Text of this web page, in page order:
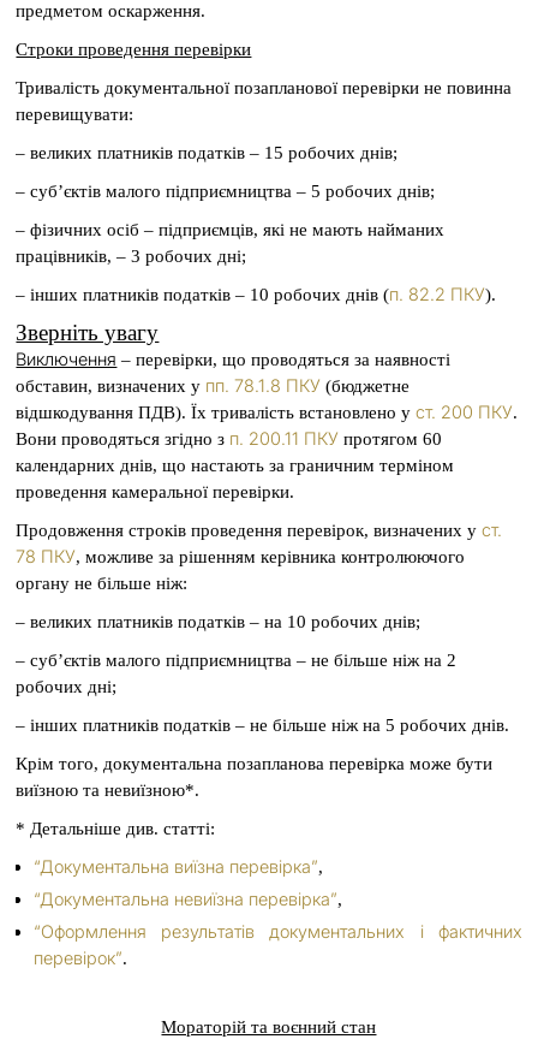
предметом оскарження.
Строки проведення перевірки
Тривалість документальної позапланової перевірки не повинна
перевищувати:
– великих платників податків – 15 робочих днів;
– суб’єктів малого підприємництва – 5 робочих днів;
– фізичних осіб – підприємців, які не мають найманих
працівників, – 3 робочих дні;
– інших платників податків – 10 робочих днів (п. 82.2 ПКУ).
Зверніть увагу
Виключення – перевірки, що проводяться за наявності
обставин, визначених у пп. 78.1.8 ПКУ (бюджетне
відшкодування ПДВ). Їх тривалість встановлено уст. 200 ПКУ.
Вони проводяться згідно з п. 200.11 ПКУ протягом 60
календарних днів, що настають за граничним терміном
проведення камеральної перевірки.
Продовження строків проведення перевірок, визначених уст.
78 ПКУ, можливе за рішенням керівника контролюючого
органу не більше ніж:
– великих платників податків – на 10 робочих днів;
– суб’єктів малого підприємництва – не більше ніж на 2
робочих дні;
– інших платників податків – не більше ніж на 5 робочих днів.
Крім того, документальна позапланова перевірка може бути
виїзною та невиїзною*.
* Детальніше див. статті:
“Документальна виїзна перевірка”,
“Документальна невиїзна перевірка”,
“Оформлення результатів документальних і фактичних
перевірок”.
Мораторій та воєнний стан